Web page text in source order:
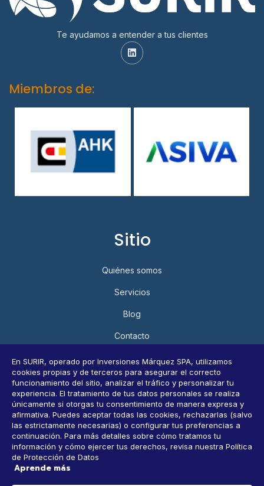
En SURIR, operado por Inversiones Márquez SPA, utilizamos
cookies propias y de terceros para asegurar el correcto
funcionamiento del sitio, analizar el tráfico y personalizar tu
experiencia. El tratamiento de tus datos personales se realiza
únicamente si otorgas tu consentimiento de manera expresa y
afirmativa. Puedes aceptar todas las cookies, rechazarlas (salvo
las estrictamente necesarias) o configurar tus preferencias a
continuación. Para más detalles sobre cómo tratamos tu
información y cómo ejercer tus derechos, revisa nuestra Política
de Protección de Datos
Aprende más
Te ayudamos a entender a tus clientes
Miembros de:
Sitio
Quiénes somos
Servicios
Blog
Contacto
Política de Privacidad y Protección de Datos Personales
Consultar datos personales
Horarios
9 AM-6 PM, Lunes a Viernes